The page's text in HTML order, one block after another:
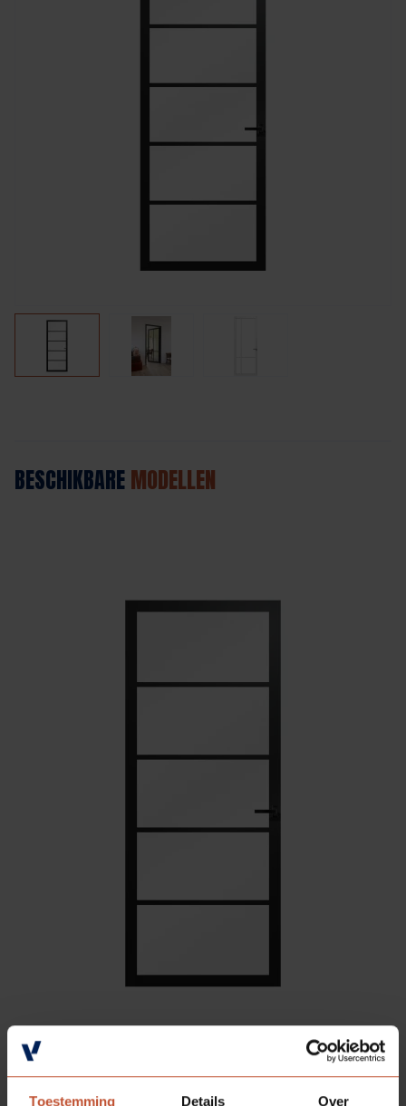
Toestemming Details Over
BESCHIKBAREMODELLEN
BERKOLIGHT701